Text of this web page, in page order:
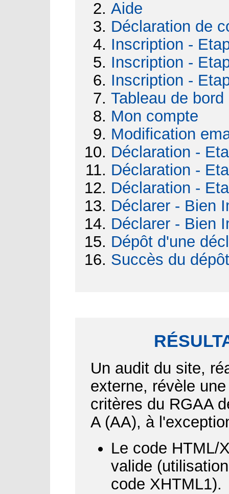
Aide
Déclaration de
Inscription -
Inscription -
Inscription -
Tableau de bord
Mon compte
Modification
Déclaration -
Déclaration -
Déclaration -
Déclarer - Bien
Déclarer - Bien
Dépôt d'une
Succès du
Un audit du site,
externe, révèle
critères du RGAA
A (AA), à
Le code HTML/
valide
code XHTML1).